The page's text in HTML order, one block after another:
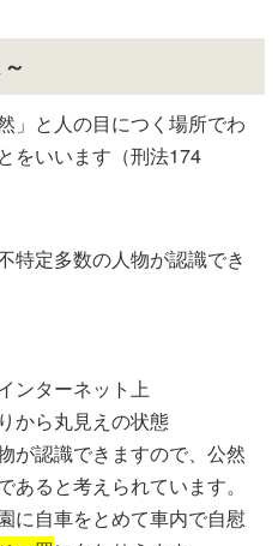
」と人の目につく場所でわ
をいいます（刑法174
特定多数の人物が認識でき
ンターネット上
から丸見えの状態
が認識できますので、公然
ると考えられています。
に自車をとめて車内で自慰